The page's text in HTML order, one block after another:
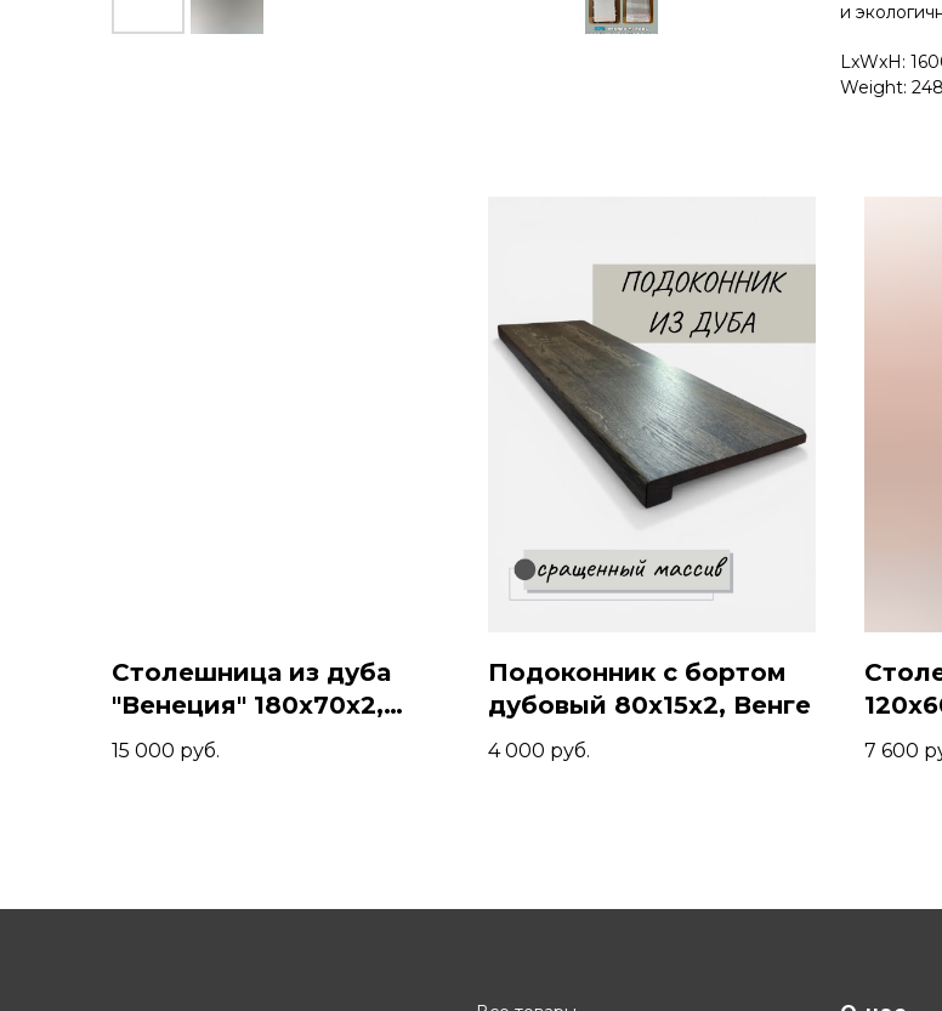
и
LxWxH:
Weight:
Столешница из дуба
"Венеция" 180x70x2,
Коньяк
15 000 руб.
Подоконник с бортом
дубовый 80x15x2, Венге
4 000 руб. 7 600